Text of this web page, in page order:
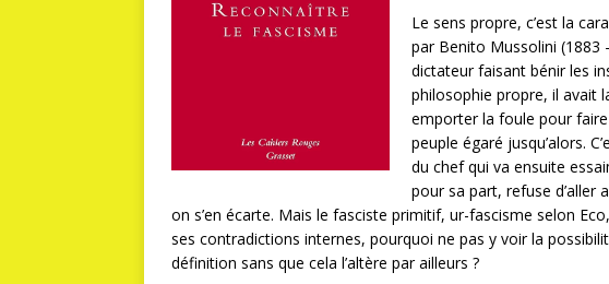
Le sens propre, c’est la
par Benito Mussolini (1883
dictateur faisant bénir les
philosophie propre, il avait
emporter la foule pour faire
peuple égaré jusqu’alors.
du chef qui va ensuite
pour sa part, refuse d’aller
on s’en écarte. Mais le fasciste primitif, ur-fascisme selon
ses contradictions internes, pourquoi ne pas y voir la
définition sans que cela l’altère par ailleurs ?